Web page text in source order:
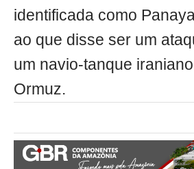
identificada como
ao que disse ser um
um navio-tanque
Ormuz.